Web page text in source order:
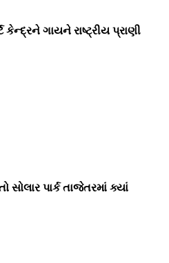
કેન્દ્રને ગાયને રાષ્ટ્રીય પ્રાણી
સોલાર પાર્ક તાજેતરમાં ક્યાં